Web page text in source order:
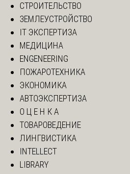
СТРОИТЕЛЬСТВО
ЗЕМЛЕУСТРОЙСТВО
IT ЭКСПЕРТИЗА
МЕДИЦИНА
ENGENEERING
ПОЖАРОТЕХНИКА
ЭКОНОМИКА
АВТОЭКСПЕРТИЗА
О Ц Е Н К А
ТОВАРОВЕДЕНИЕ
ЛИНГВИСТИКА
INTELLECT
LIBRARY